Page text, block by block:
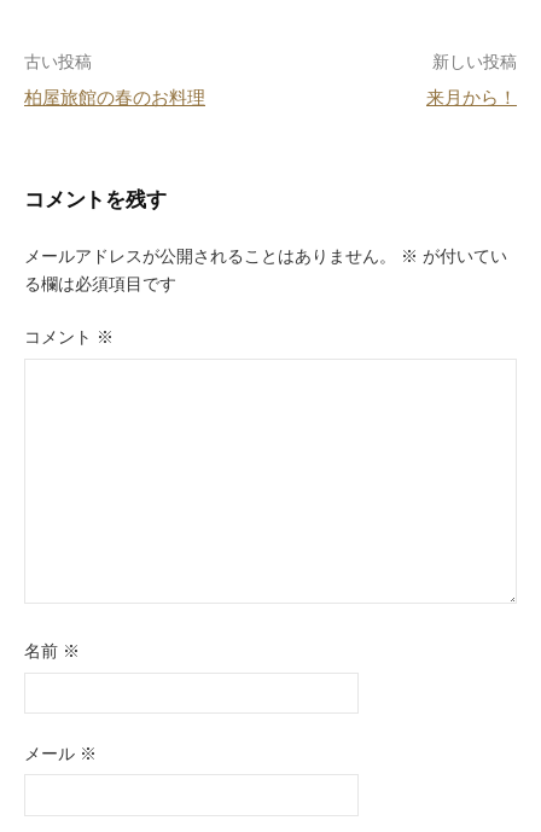
o
k
投
稿
ビ
ゲ
ー
シ
古い投稿
柏屋旅館の春のお料理
新しい投稿
来月から！
コメントを残す
メールアドレスが公開されることはありません。 ※ が付いてい
る欄は必須項目です
コメント ※
名前 ※
メール ※